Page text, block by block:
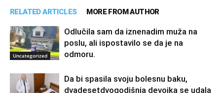
RELATED ARTICLES MORE FROM AUTHOR
Uncategorized
Odlučila sam da iznenadim muža na
poslu, ali ispostavilo se da je na
odmoru.
Da bi spasila svoju bolesnu baku,
dvadesetdvogodišnja devojka se udala